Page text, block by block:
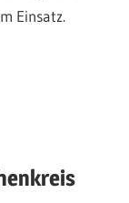
Einsatz.